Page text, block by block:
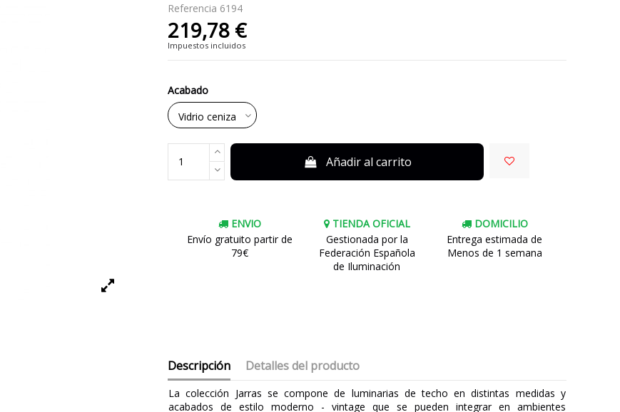
Referencia 6194
219,78 €
Impuestos incluidos
Acabado
Añadir al carrito
ENVIO
Envío gratuito partir de
79€
TIENDA OFICIAL
Gestionada por la
Federación Española
de Iluminación
DOMICILIO
Entrega estimada de
Menos de 1 semana
Descripción Detalles del producto
La colección Jarras se compone de luminarias de techo en distintas medidas y
acabados de estilo moderno - vintage que se pueden integrar en ambientes